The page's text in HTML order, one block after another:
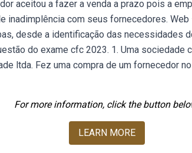
aceitou a fazer a venda a prazo pois a
inadimplência com seus fornecedores.
desde a identificação das necessidades
do exame cfc 2023. 1. Uma sociedade
ltda. Fez uma compra de um fornecedor
For more information, click the button
LEARN MORE